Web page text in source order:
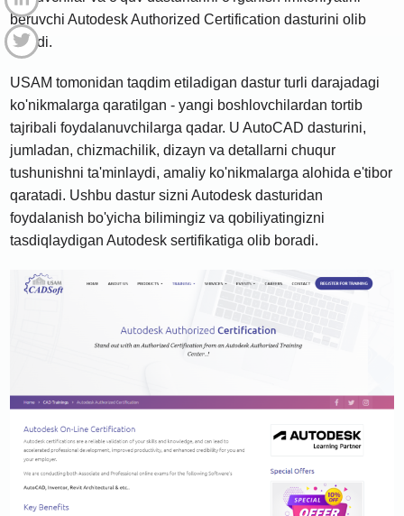
beruvchi Autodesk Authorized Certification dasturini olib
keladi.
USAM tomonidan taqdim etiladigan dastur turli darajadagi
ko'nikmalarga qaratilgan - yangi boshlovchilardan tortib
tajribali foydalanuvchilarga qadar. U AutoCAD dasturini,
jumladan, chizmachilik, dizayn va detallarni chuqur
tushunishni ta'minlaydi, amaliy ko'nikmalarga alohida e'tibor
qaratadi. Ushbu dastur sizni Autodesk dasturidan
foydalanish bo'yicha bilimingiz va qobiliyatingizni
tasdiqlaydigan Autodesk sertifikatiga olib boradi.